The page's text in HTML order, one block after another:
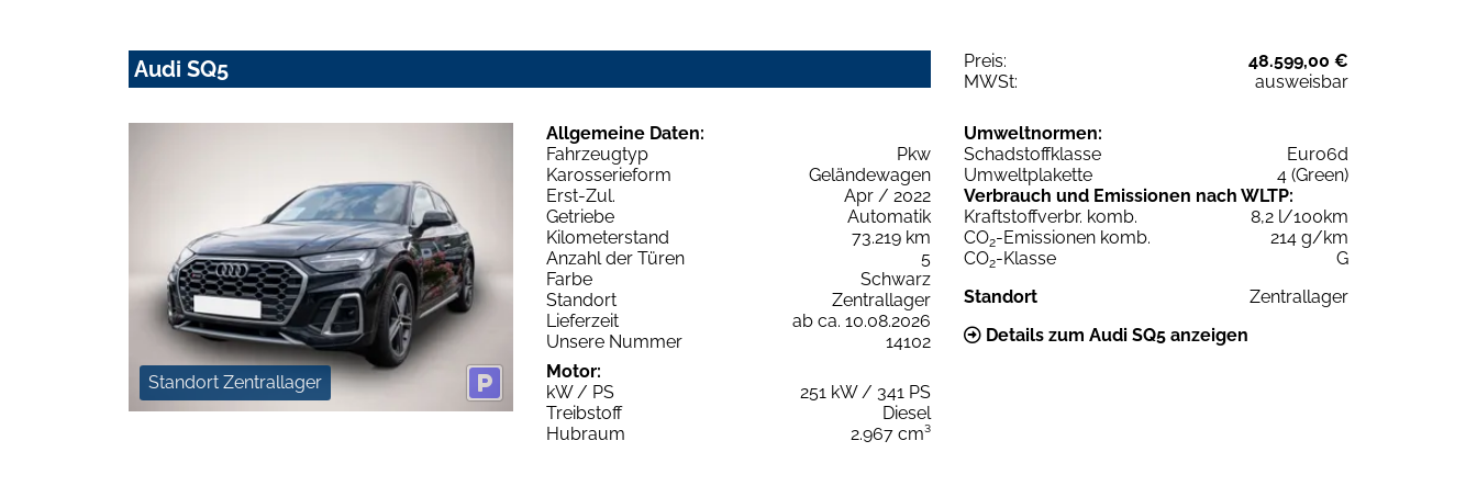
Audi SQ5 Preis:
48.599,00 €
MWSt:
ausweisbar
Standort Zentrallager
Allgemeine Daten:
Fahrzeugtyp
Pkw
Karosserieform
Geländewagen
Erst-Zul.
Apr / 2022
Getriebe
Automatik
Kilometerstand
73.219 km
Anzahl der Türen
5
Farbe
Schwarz
Standort
Zentrallager
Lieferzeit
ab ca. 10.08.2026
Unsere Nummer
14102
Motor:
kW / PS
251 kW / 341 PS
Treibstoff
Diesel
Hubraum
2.967 cm³
Umweltnormen:
Schadstoffklasse
Euro6d
Umweltplakette
4 (Green)
Verbrauch und Emissionen nach WLTP:
Kraftstoffverbr. komb.
8,2 l/100km
CO2-Emissionen komb.
214 g/km
CO2-Klasse
G
Standort
Zentrallager
Details zum Audi SQ5 anzeigen